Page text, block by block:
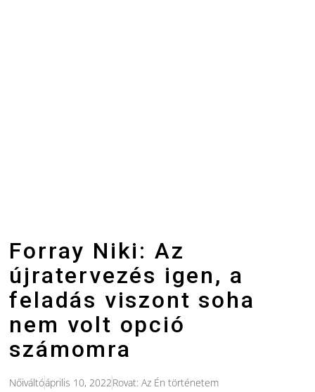
Forray Niki: Az
újratervezés igen, a
feladás viszont soha
nem volt opció
számomra
Nőiváltóáprilis 10, 2022Rovat:Az Én történetem